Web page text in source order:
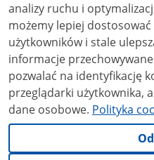
analizy ruchu i optymalizacji
możemy lepiej
użytkowników i stale ulepszać
informacje
pozwalać na identyfikację
przeglądarki użytkownika,
dane osobowe. Polityka